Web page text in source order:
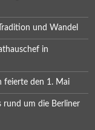
und Wandel
in
feierte den 1. Mai
rund um die Berliner